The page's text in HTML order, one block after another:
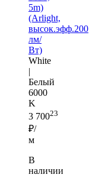
5m)
(Arlight,
высок.эфф.200
лм/
Вт)
White
|
Белый
6000
K
3 70023
₽/
м
В
наличии